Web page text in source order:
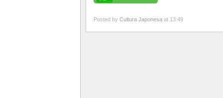
Posted by Cultura Japonesa at 13:49